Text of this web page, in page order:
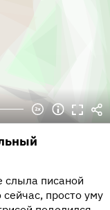
слыла писаной
просто уму